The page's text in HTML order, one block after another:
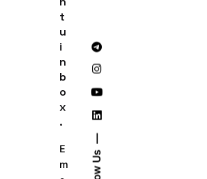
t
u
i
n
b
o
x
.
E
m